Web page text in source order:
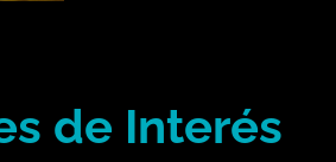
de Interés